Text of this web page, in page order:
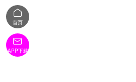

首页

APP下载